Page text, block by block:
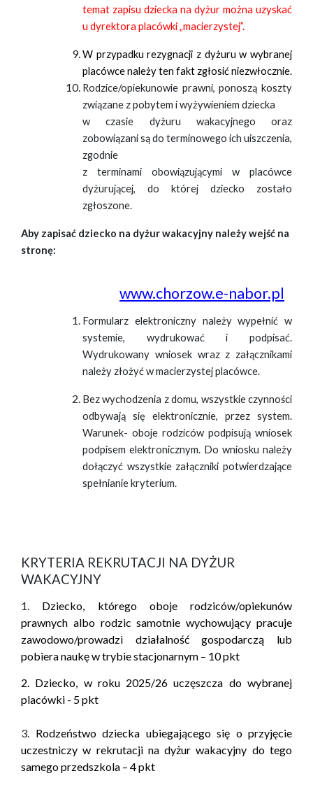
temat zapisu dziecka na dyżur można uzyskać
u dyrektora placówki „macierzystej”.
W przypadku rezygnacji z dyżuru w wybranej
placówce należy ten fakt zgłosić niezwłocznie.
Rodzice/opiekunowie prawni, ponoszą koszty
związane z pobytem i wyżywieniem dziecka
w czasie dyżuru wakacyjnego oraz
zobowiązani są do terminowego ich uiszczenia,
zgodnie
z terminami obowiązującymi w placówce
dyżurującej, do której dziecko zostało
zgłoszone.
Aby zapisać dziecko na dyżur wakacyjny należy wejść na
stronę:
www.chorzow.e-nabor.pl
Formularz elektroniczny należy wypełnić w
systemie, wydrukować i podpisać.
Wydrukowany wniosek wraz z załącznikami
należy złożyć w macierzystej placówce.
Bez wychodzenia z domu, wszystkie czynności
odbywają się elektronicznie, przez system.
Warunek- oboje rodziców podpisują wniosek
podpisem elektronicznym. Do wniosku należy
dołączyć wszystkie załączniki potwierdzające
spełnianie kryterium.
KRYTERIA REKRUTACJI NA DYŻUR
WAKACYJNY
1. Dziecko, którego oboje rodziców/opiekunów
prawnych albo rodzic samotnie wychowujący pracuje
zawodowo/prowadzi działalność gospodarczą lub
pobiera naukę w trybie stacjonarnym – 10 pkt
2. Dziecko, w roku 2025/26 uczęszcza do wybranej
placówki - 5 pkt
3. Rodzeństwo dziecka ubiegającego się o przyjęcie
uczestniczy w rekrutacji na dyżur wakacyjny do tego
samego przedszkola – 4 pkt